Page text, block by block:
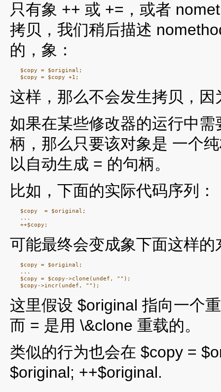
只有象 ++ 或 +=，或者
拷贝，我们稍后描述
的，象：
   $copy = $original;
这样，那么不会发生拷贝，
如果在某些修改器的运行中
柄，那么只要该对象是 一个
以自动生成 = 的句柄。
比如，下面的实际代码序列：
   $copy  = $original;
   ...
可能最终会变成象下面这样的
   $copy = $original;
   ...
   $copy = $copy->clone(undef, "");
这里假设 $original 指向一个
而 = 是用 \&clone 重载的。
类似的行为也会在 $copy =
$original; ++$original.